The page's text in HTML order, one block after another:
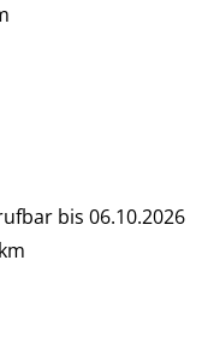
bis 06.10.2026